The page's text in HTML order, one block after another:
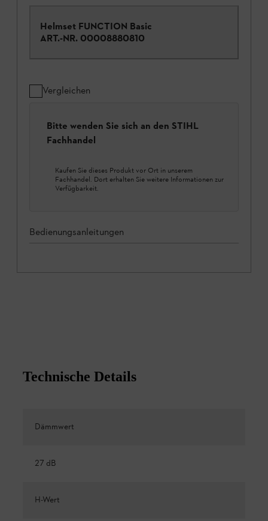
Helmset FUNCTION Basic
ART.-NR. 00008880810
Vergleichen
Bitte wenden Sie sich an den STIHL
Fachhandel
Kaufen Sie dieses Produkt vor Ort in unserem
Fachhandel. Dort erhalten Sie weitere Informationen zur
Verfügbarkeit.
Bedienungsanleitungen
Technische Details
Dämmwert
27 dB
H-Wert